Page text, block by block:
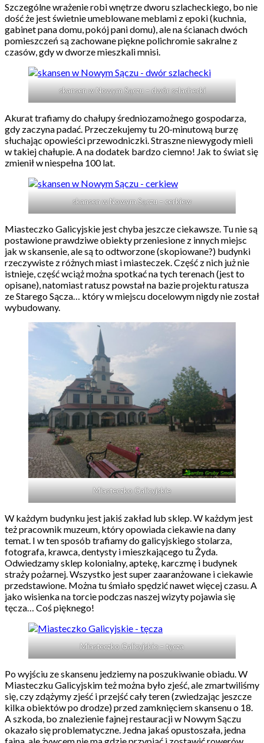
Szczególne wrażenie robi wnętrze dworu szlacheckiego, bo nie
dość że jest świetnie umeblowane meblami z epoki (kuchnia,
gabinet pana domu, pokój pani domu), ale na ścianach dwóch
pomieszczeń są zachowane piękne polichromie sakralne z
czasów, gdy w dworze mieszkali mnisi.
skansen w Nowym Sączu – dwór szlachecki
Akurat trafiamy do chałupy średniozamożnego gospodarza,
gdy zaczyna padać. Przeczekujemy tu 20-minutową burzę
słuchając opowieści przewodniczki. Straszne niewygody mieli
w takiej chałupie. A na dodatek bardzo ciemno! Jak to świat się
zmienił w niespełna 100 lat.
skansen w Nowym Sączu – cerkiew
Miasteczko Galicyjskie jest chyba jeszcze ciekawsze. Tu nie są
postawione prawdziwe obiekty przeniesione z innych miejsc
jak w skansenie, ale są to odtworzone (skopiowane?) budynki
rzeczywiste z różnych miast i miasteczek. Część z nich już nie
istnieje, część wciąż można spotkać na tych terenach (jest to
opisane), natomiast ratusz powstał na bazie projektu ratusza
ze Starego Sącza… który w miejscu docelowym nigdy nie został
wybudowany.
Miasteczko Galicyjskie
W każdym budynku jest jakiś zakład lub sklep. W każdym jest
też pracownik muzeum, który opowiada ciekawie na dany
temat. I w ten sposób trafiamy do galicyjskiego stolarza,
fotografa, krawca, dentysty i mieszkającego tu Żyda.
Odwiedzamy sklep kolonialny, aptekę, karczmę i budynek
straży pożarnej. Wszystko jest super zaaranżowane i ciekawie
przedstawione. Można tu śmiało spędzić nawet więcej czasu. A
jako wisienka na torcie podczas naszej wizyty pojawia się
tęcza… Coś pięknego!
Miasteczko Galicyjskie – tęcza
Po wyjściu ze skansenu jedziemy na poszukiwanie obiadu. W
Miasteczku Galicyjskim też można było zjeść, ale zmartwiliśmy
się, czy zdążymy zjeść i przejść cały teren (zwiedzając jeszcze
kilka obiektów po drodze) przed zamknięciem skansenu o 18.
A szkoda, bo znalezienie fajnej restauracji w Nowym Sączu
okazało się problematyczne. Jedna jakaś opustoszała, jedna
fajna, ale żywcem nie ma gdzie przypiąć i zostawić rowerów,